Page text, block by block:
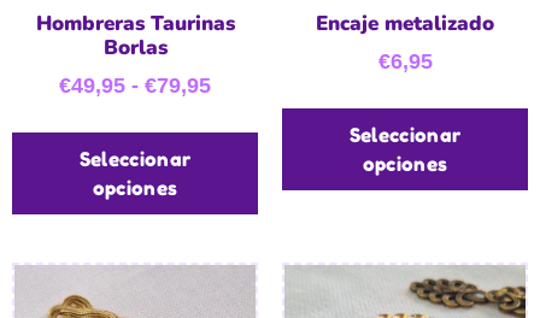
Hombreras Taurinas
Borlas
€49,95 - €79,95
Seleccionar
opciones
Encaje metalizado
€6,95
Seleccionar
opciones